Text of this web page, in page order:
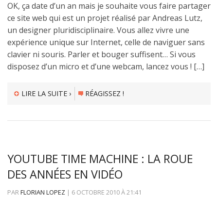
OK, ça date d’un an mais je souhaite vous faire partager
ce site web qui est un projet réalisé par Andreas Lutz,
un designer pluridisciplinaire. Vous allez vivre une
expérience unique sur Internet, celle de naviguer sans
clavier ni souris. Parler et bouger suffisent… Si vous
disposez d’un micro et d’une webcam, lancez vous ! […]
LIRE LA SUITE › RÉAGISSEZ !
YOUTUBE TIME MACHINE : LA ROUE
DES ANNÉES EN VIDÉO
PARFLORIAN LOPEZ | 6 OCTOBRE 2010À21:41